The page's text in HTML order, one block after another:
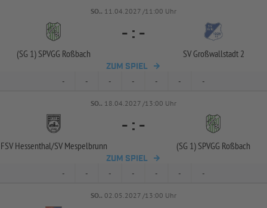
SO.. 11.04.2027 /11:00 Uhr
(SG 1) SPVGG Roßbach
- : -
SV Großwallstadt 2
ZUM SPIEL
- - - - - - -
SO.. 18.04.2027 /13:00 Uhr
FSV Hessenthal/SV Mespelbrunn
- : -
(SG 1) SPVGG Roßbach
ZUM SPIEL
- - - - - - -
SO.. 02.05.2027 /13:00 Uhr